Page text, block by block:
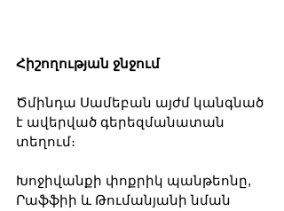
Հիշողության ջնջում
Ծմինդա Սամեբան այժմ կանգնած
է ավերված գերեզմանատան
տեղում։
Խոջիվանքի փոքրիկ պանթեոնը,
Րաֆֆիի և Թումանյանի նման